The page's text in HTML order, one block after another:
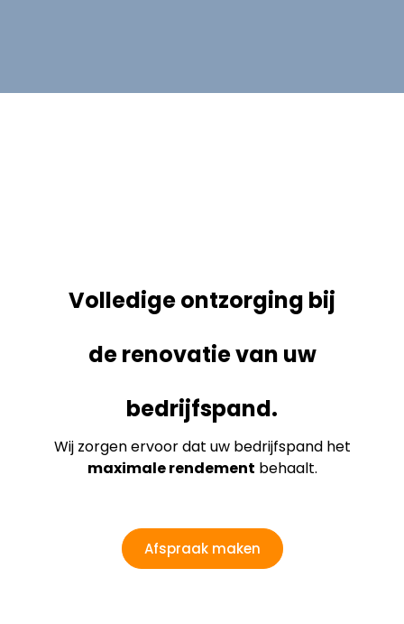
Volledige ontzorging bij
de renovatie van uw
bedrijfspand.
Wij zorgen ervoor dat uw bedrijfspand het
maximale rendement behaalt.
Afspraak maken